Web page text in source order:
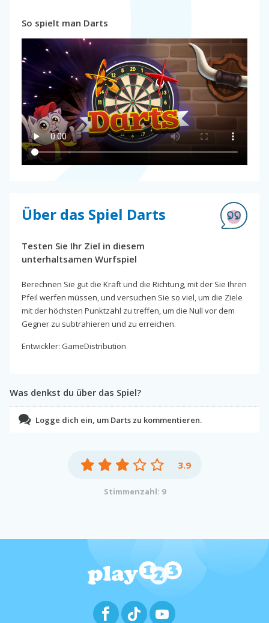
So spielt man Darts
Über das Spiel Darts
Testen Sie Ihr Ziel in diesem
unterhaltsamen Wurfspiel
Berechnen Sie gut die Kraft und die Richtung, mit der Sie Ihren
Pfeil werfen müssen, und versuchen Sie so viel, um die Ziele
mit der höchsten Punktzahl zu treffen, um die Null vor dem
Gegner zu subtrahieren und zu erreichen.
Entwickler: GameDistribution
Was denkst du über das Spiel?
Logge dich ein, um Darts zu kommentieren.
3.9
Stimmenzahl: 9